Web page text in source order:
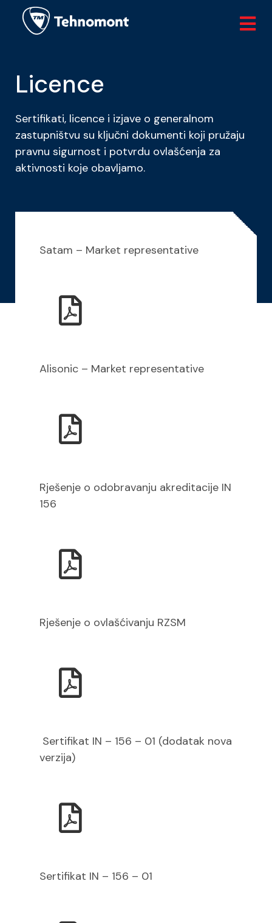
Licence
Sertifikati, licence i izjave o generalnom
zastupništvu su ključni dokumenti koji pružaju
pravnu sigurnost i potvrdu ovlašćenja za
aktivnosti koje obavljamo.
Satam – Market representative
Alisonic – Market representative
Rješenje o odobravanju akreditacije IN
156
Rješenje o ovlašćivanju RZSM
Sertifikat IN – 156 – 01 (dodatak nova
verzija)
Sertifikat IN – 156 – 01